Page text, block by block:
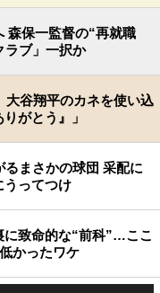
森保一監督の“再就職
ラブ」一択か
谷翔平のカネを使い込
がとう』」
まさかの球団 采配に
うってつけ
に致命的な“前科”…ここ
かったワケ